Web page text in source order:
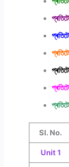
Sl. No.
Unit 1